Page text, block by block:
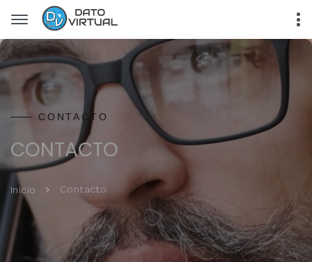
CONTACTO
CONTACTO
Inicio Contacto